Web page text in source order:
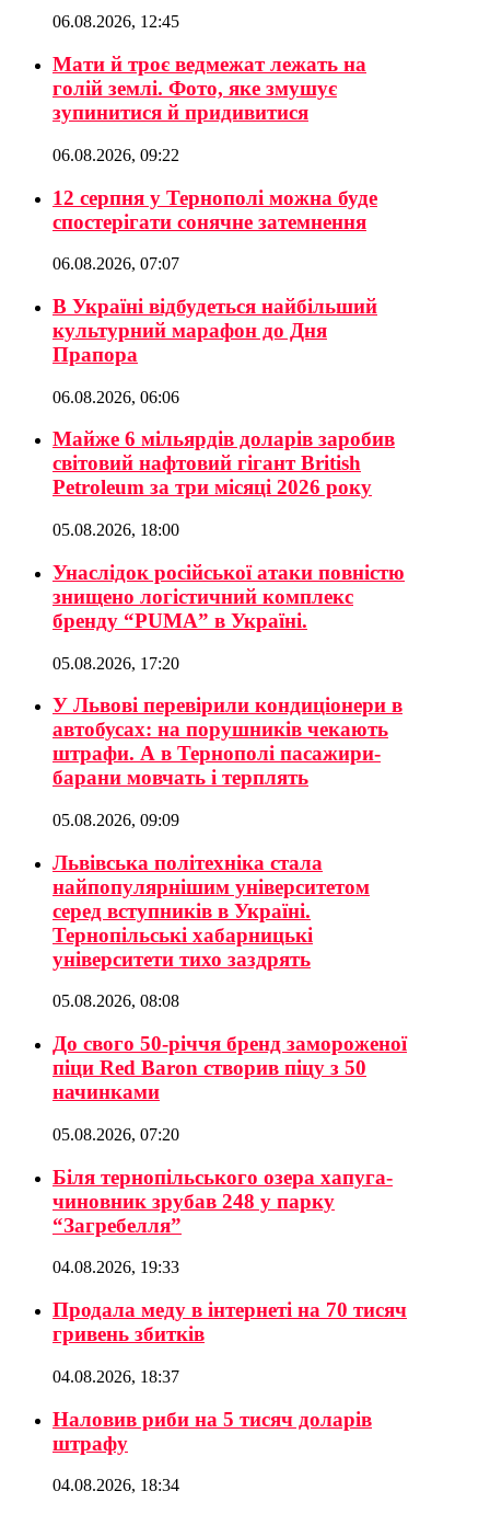
06.08.2026, 12:45
Мати й троє ведмежат лежать на
голій землі. Фото, яке змушує
зупинитися й придивитися
06.08.2026, 09:22
12 серпня у Тернополі можна буде
спостерігати сонячне затемнення
06.08.2026, 07:07
В Україні відбудеться найбільший
культурний марафон до Дня
Прапора
06.08.2026, 06:06
Майже 6 мільярдів доларів заробив
світовий нафтовий гігант British
Petroleum за три місяці 2026 року
05.08.2026, 18:00
Унаслідок російської атаки повністю
знищено логістичний комплекс
бренду “PUMA” в Україні.
05.08.2026, 17:20
У Львові перевірили кондиціонери в
автобусах: на порушників чекають
штрафи. А в Тернополі пасажири-
барани мовчать і терплять
05.08.2026, 09:09
Львівська політехніка стала
найпопулярнішим університетом
серед вступників в Україні.
Тернопільські хабарницькі
університети тихо заздрять
05.08.2026, 08:08
До свого 50-річчя бренд замороженої
піци Red Baron створив піцу з 50
начинками
05.08.2026, 07:20
Біля тернопільського озера хапуга-
чиновник зрубав 248 у парку
“Загребелля”
04.08.2026, 19:33
Продала меду в інтернеті на 70 тисяч
гривень збитків
04.08.2026, 18:37
Наловив риби на 5 тисяч доларів
штрафу
04.08.2026, 18:34